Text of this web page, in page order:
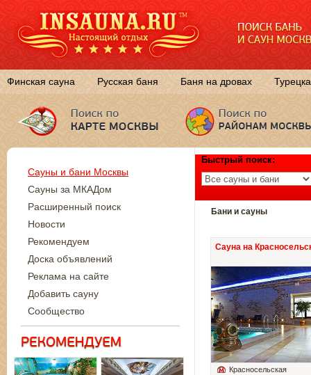
Финская сауна Русская баня Баня на дровах
Быстрый поиск:
Бани и сауны
Сауна на
Красносельская
Сауны и бани Москвы
Сауны за МКАДом
Расширенный поиск
Новости
Рекомендуем
Доска объявлений
Реклама на сайте
Добавить сауну
Сообщество